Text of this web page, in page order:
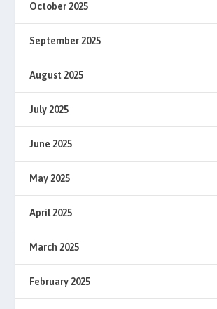
October 2025
September 2025
August 2025
July 2025
June 2025
May 2025
April 2025
March 2025
February 2025